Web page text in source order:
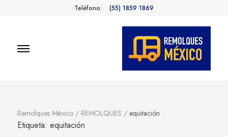
Teléfono: (55) 1859 1869
Remolques México / REMOLQUES / equitación
Etiqueta: equitación